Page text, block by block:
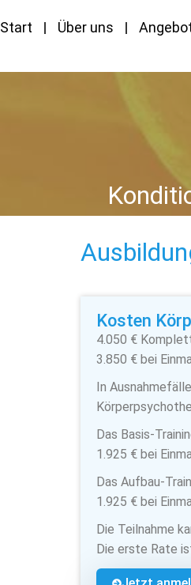
Start Über uns
Kosten
4.050 €
3.850 € bei
In
Das Basis-
1.925 € bei
Das Aufbau-
1.925 € bei
Die Teilnahme
Die erste Rate